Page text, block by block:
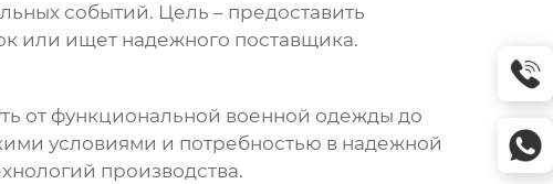
событий. Цель – предоставить
или ищет надежного поставщика.
от функциональной военной одежды до
условиями и потребностью в надежной
производства.